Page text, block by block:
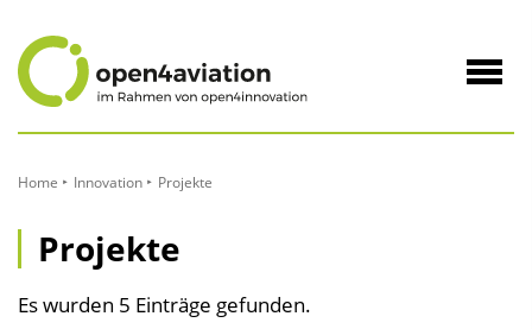
Inhalt
Home Innovation Projekte
Projekte
Es wurden 5 Einträge gefunden.